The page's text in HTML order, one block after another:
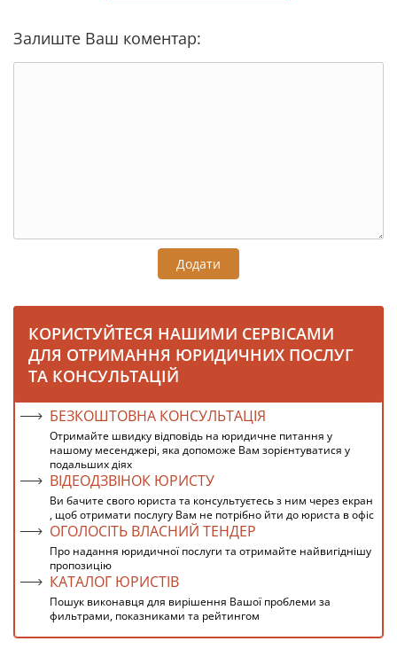
Залиште Ваш коментар:
Додати
КОРИСТУЙТЕСЯ НАШИМИ СЕРВІСАМИ
ДЛЯ ОТРИМАННЯ ЮРИДИЧНИХ ПОСЛУГ
ТА КОНСУЛЬТАЦІЙ
БЕЗКОШТОВНА КОНСУЛЬТАЦІЯ
Отримайте швидку відповідь на юридичне питання у
нашому месенджері, яка допоможе Вам зорієнтуватися у
подальших діях
ВІДЕОДЗВІНОК ЮРИСТУ
Ви бачите свого юриста та консультуєтесь з ним через екран
, щоб отримати послугу Вам не потрібно йти до юриста в офіс
ОГОЛОСІТЬ ВЛАСНИЙ ТЕНДЕР
Про надання юридичної послуги та отримайте найвигіднішу
пропозицію
КАТАЛОГ ЮРИСТІВ
Пошук виконавця для вирішення Вашої проблеми за
фильтрами, показниками та рейтингом